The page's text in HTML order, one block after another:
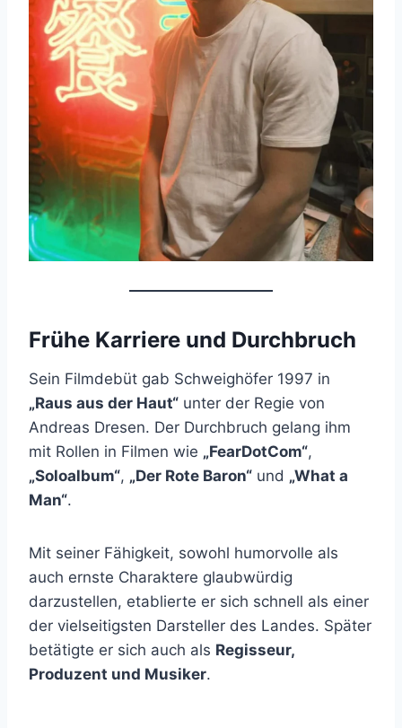
Frühe Karriere und Durchbruch
Sein Filmdebüt gab Schweighöfer 1997 in
„Raus aus der Haut“ unter der Regie von
Andreas Dresen. Der Durchbruch gelang ihm
mit Rollen in Filmen wie „FearDotCom“,
„Soloalbum“, „Der Rote Baron“ und „What a
Man“.
Mit seiner Fähigkeit, sowohl humorvolle als
auch ernste Charaktere glaubwürdig
darzustellen, etablierte er sich schnell als einer
der vielseitigsten Darsteller des Landes. Später
betätigte er sich auch als Regisseur,
Produzent und Musiker.